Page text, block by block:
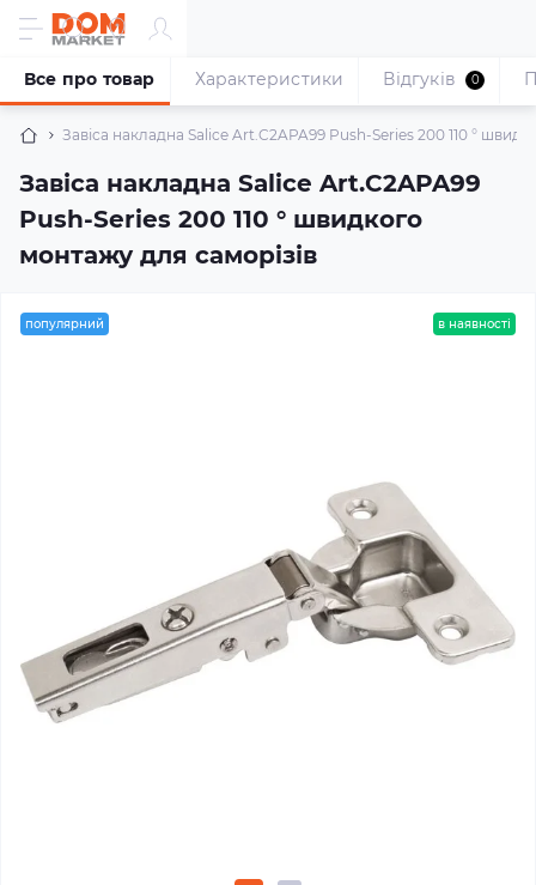
Завіса накладна Salice Art.C2APA99 Push-Series 200 110 °
Завіса накладна Salice Art.C2APA99
Push-Series 200 110 ° швидкого
монтажу для саморізів
Все про товар Характеристики Відгуків 0
популярний в наявності